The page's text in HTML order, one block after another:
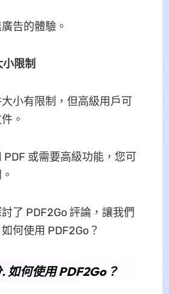
告的體驗。
限制
小有限制，但高級用戶可
。
或需要高級功能，您可
了 PDF2Go 評論，讓我們
何使用 PDF2Go？
如何使用 PDF2Go？